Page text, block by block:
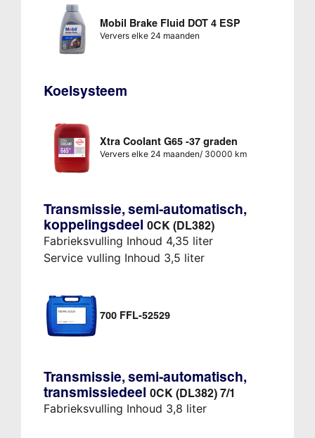
Mobil Brake Fluid DOT 4 ESP
Ververs elke 24 maanden
Koelsysteem
Xtra Coolant G65 -37 graden
Ververs elke 24 maanden/ 30000 km
Transmissie, semi-automatisch,
koppelingsdeel 0CK (DL382)
Fabrieksvulling Inhoud 4,35 liter
Service vulling Inhoud 3,5 liter
700 FFL-52529
Transmissie, semi-automatisch,
transmissiedeel 0CK (DL382) 7/1
Fabrieksvulling Inhoud 3,8 liter